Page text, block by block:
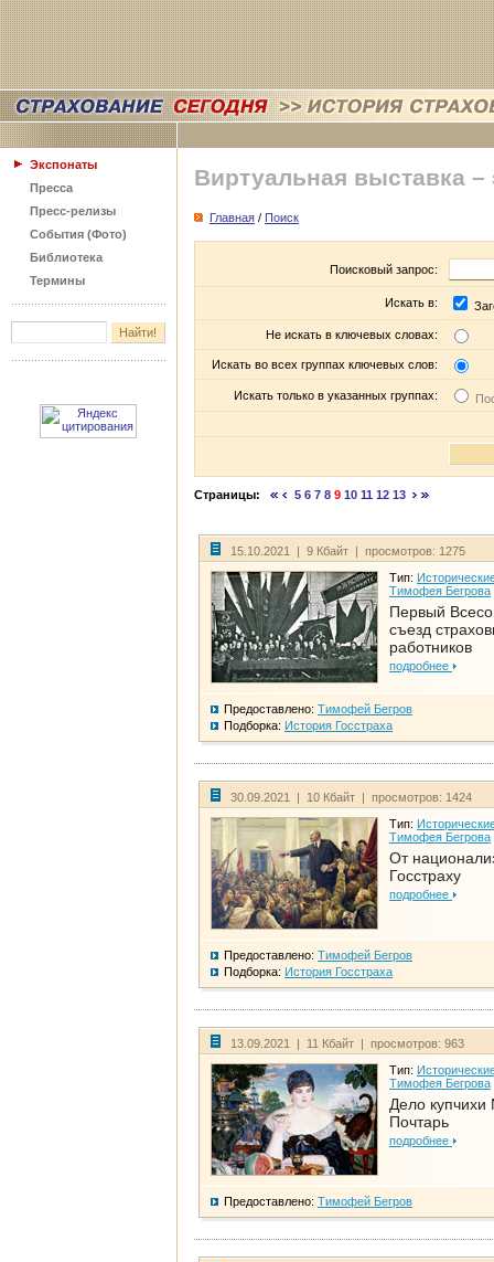
Экспонаты
Пресса
Пресс-релизы
События (Фото)
Библиотека
Термины
Виртуальная выставка –
Главная / Поиск
Поисковый запрос:
Искать в:
Не искать в ключевых словах:
Искать во всех группах ключевых слов:
Искать только в указанных группах:
Страницы: 5 6 7 8 9 10 11 12 13
15.10.2021 | 9 Кбайт | просмотров: 1275
Тип:
Тимофея Бегрова
Первый
съезд
работников
подробнее
Предоставлено: Тимофей Бегров
Подборка: История Госстраха
30.09.2021 | 10 Кбайт | просмотров: 1424
Тип:
Тимофея Бегрова
От
Госстраху
подробнее
Предоставлено: Тимофей Бегров
Подборка: История Госстраха
13.09.2021 | 11 Кбайт | просмотров: 963
Тип:
Тимофея Бегрова
Дело
Почтарь
подробнее
Предоставлено: Тимофей Бегров